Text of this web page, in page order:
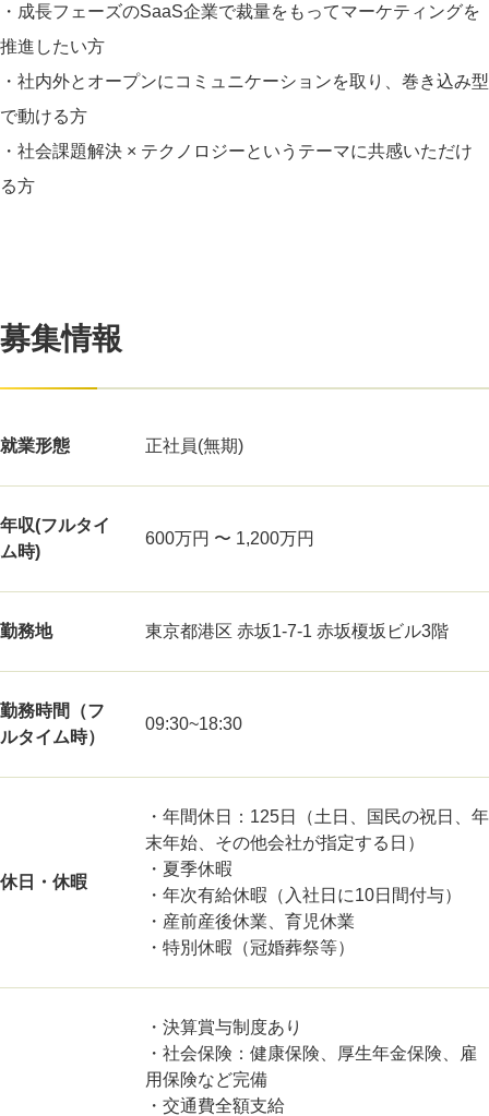
・成長フェーズのSaaS企業で裁量をもってマーケティングを
推進したい方
・社内外とオープンにコミュニケーションを取り、巻き込み型
で動ける方
・社会課題解決 × テクノロジーというテーマに共感いただけ
る方
募集情報
就業形態 正社員(無期)
年収(フルタイ
ム時)
600万円 〜 1,200万円
勤務地 東京都港区 赤坂1-7-1 赤坂榎坂ビル3階
勤務時間（フ
ルタイム時）
09:30~18:30
休日・休暇
・年間休日：125日（土日、国民の祝日、年
末年始、その他会社が指定する日）
・夏季休暇
・年次有給休暇（入社日に10日間付与）
・産前産後休業、育児休業
・特別休暇（冠婚葬祭等）
・決算賞与制度あり
・社会保険：健康保険、厚生年金保険、雇
用保険など完備
・交通費全額支給